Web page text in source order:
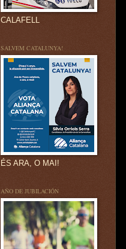
CALAFELL
SALVEM CATALUNYA!
ÉS ARA, O MAI!
AÑO DE JUBILACIÓN